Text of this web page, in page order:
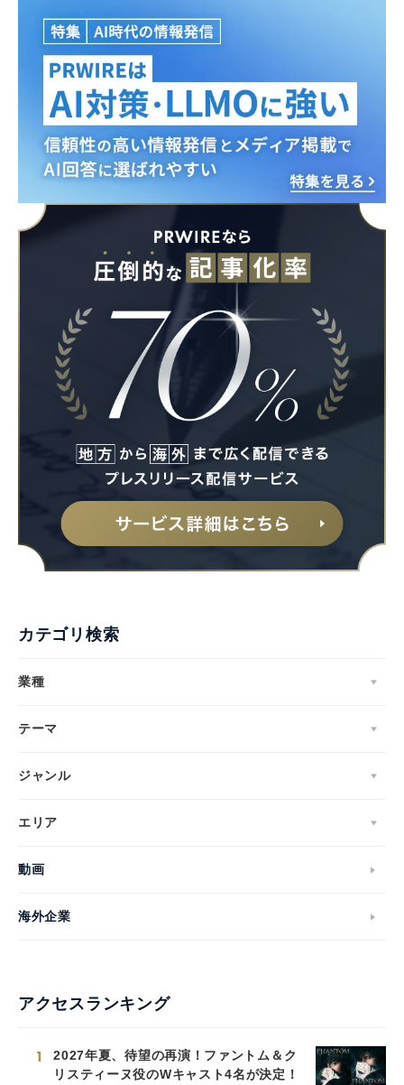
カテゴリ検索
業種
テーマ
ジャンル
エリア
動画
海外企業
アクセスランキング
1
2027年夏、待望の再演！ファントム＆ク
リスティーヌ役のWキャスト4名が決定！